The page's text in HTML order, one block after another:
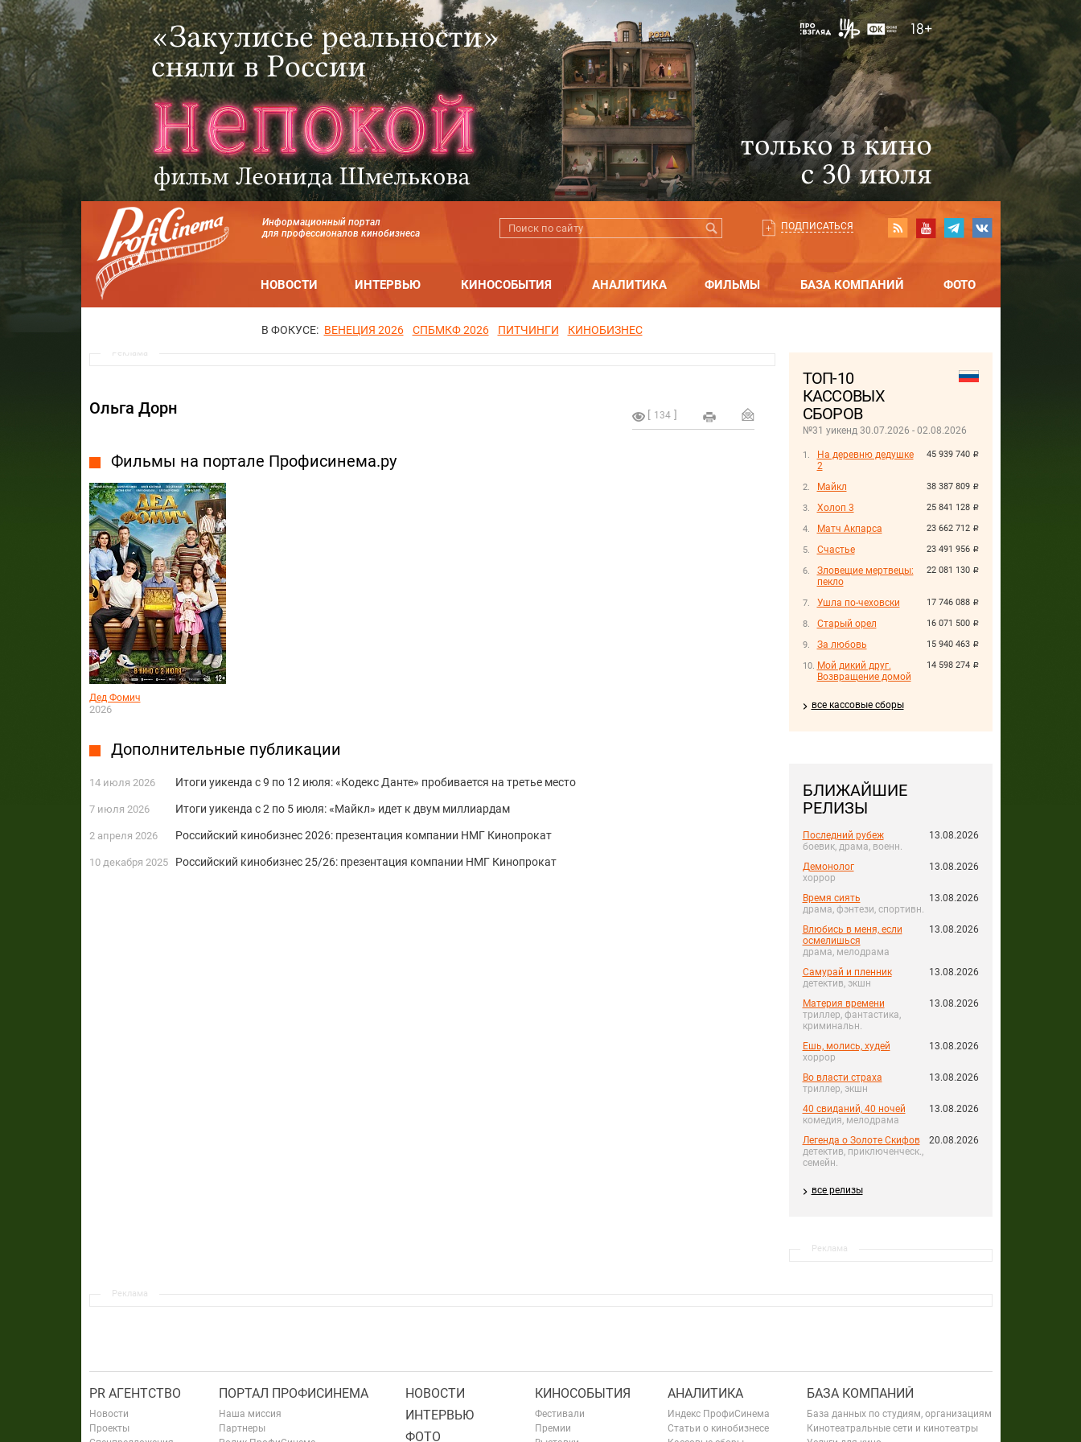
Информационный портал
для профессионалов кинобизнеса
ПОДПИСАТЬСЯ
НОВОСТИ ИНТЕРВЬЮ КИНОСОБЫТИЯ АНАЛИТИКА ФИЛЬМЫ БАЗА КОМПАНИЙ ФОТО
В ФОКУСЕ: ВЕНЕЦИЯ 2026 СПБМКФ 2026 ПИТЧИНГИ КИНОБИЗНЕС
ТОП-10
КАССОВЫХ
СБОРОВ
№31 уикенд 30.07.2026 - 02.08.2026
45 939 740 руб.
На деревню дедушке
2
38 387 809 руб.
Майкл
25 841 128 руб.
Холоп 3
23 662 712 руб.
Матч Акпарса
23 491 956 руб.
Счастье
22 081 130 руб.
Зловещие мертвецы:
пекло
17 746 088 руб.
Ушла по-чеховски
16 071 500 руб.
Старый орел
15 940 463 руб.
За любовь
14 598 274 руб.
Мой дикий друг.
Возвращение домой
все кассовые сборы
БЛИЖАЙШИЕ
РЕЛИЗЫ
Последний рубеж
боевик, драма, военн.
13.08.2026
Демонолог
хоррор
13.08.2026
Время сиять
драма, фэнтези, спортивн.
13.08.2026
Влюбись в меня, если
осмелишься
драма, мелодрама
13.08.2026
Самурай и пленник
детектив, экшн
13.08.2026
Материя времени
триллер, фантастика,
криминальн.
13.08.2026
Ешь, молись, худей
хоррор
13.08.2026
Во власти страха
триллер, экшн
13.08.2026
40 свиданий, 40 ночей
комедия, мелодрама
13.08.2026
Легенда о Золоте Скифов
детектив, приключенческ.,
семейн.
20.08.2026
все релизы
Реклама
Реклама
134
Ольга Дорн
Фильмы на портале Профисинема.ру
Дед Фомич
2026
Дополнительные публикации
14 июля 2026 Итоги уикенда с 9 по 12 июля: «Кодекс Данте» пробивается на третье место
7 июля 2026 Итоги уикенда с 2 по 5 июля: «Майкл» идет к двум миллиардам
2 апреля 2026 Российский кинобизнес 2026: презентация компании НМГ Кинопрокат
10 декабря 2025 Российский кинобизнес 25/26: презентация компании НМГ Кинопрокат
Реклама
PR АГЕНТСТВО
Новости
Проекты
ПОРТАЛ ПРОФИСИНЕМА
Наша миссия
Партнеры
НОВОСТИ
ИНТЕРВЬЮ
ФОТО
КИНОСОБЫТИЯ
Фестивали
Премии
АНАЛИТИКА
Индекс ПрофиСинема
Статьи о кинобизнесе
БАЗА КОМПАНИЙ
База данных по студиям, организациям
Кинотеатральные сети и кинотеатры